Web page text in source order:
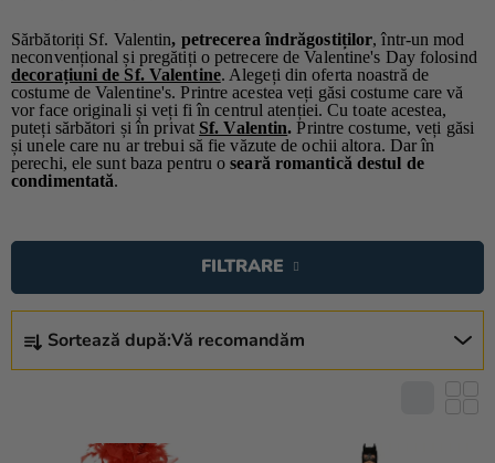
Nunta
Petrecere
Măști
pentru
carnaval
pentru
Îmbrăcăminte
Coacerea
Cadouri
Sărbătoriți Sf. Valentin, petrecerea îndrăgostiților, într-un mod
neconvențional și pregătiți o petrecere de Valentine's Day folosind
decorațiuni de Sf. Valentine. Alegeți din oferta noastră de
costume de Valentine's. Printre acestea veți găsi costume care vă
vor face originali și veți fi în centrul atenției. Cu toate acestea,
puteți sărbători și în privat Sf. Valentin. Printre costume, veți găsi
și unele care nu ar trebui să fie văzute de ochii altora. Dar în
perechi, ele sunt baza pentru oseară romantică destul de
condimentată.
E
L
Sortează după:Vă recomandăm
FILTRARE
I
S
T
Ă
P